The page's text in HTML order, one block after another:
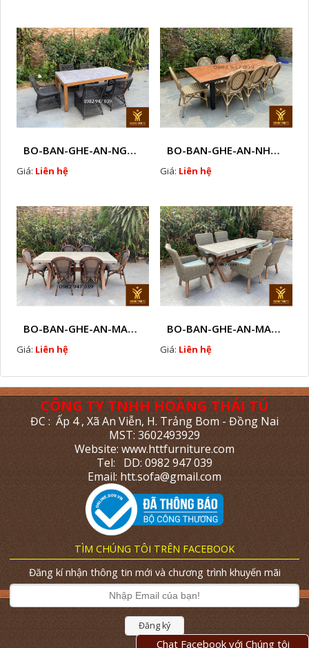
BO-BAN-GHE-AN-NGOAI-TROI-KT1
Giá: Liên hệ
BO-BAN-GHE-AN-NHUA-GIA-MAY-NGOAI-TROI-B1
Giá: Liên hệ
BO-BAN-GHE-AN-MAY-NHUA-C2
Giá: Liên hệ
BO-BAN-GHE-AN-MAY-NHUA-C1
Giá: Liên hệ
CÔNG TY TNHH HOÀNG THÁI TÚ
ĐC : Ấp 4 , Xã An Viễn, H. Trảng Bom - Đồng Nai
MST: 3602493929
Website: www.httfurniture.com
Tel: DD: 0982 947 039
Email: htt.sofa@gmail.com
TÌM CHÚNG TÔI TRÊN FACEBOOK
Đăng kí nhận thông tin mới và chương trình khuyến mãi
Đăng ký
Chat Facebook với Chúng tôi